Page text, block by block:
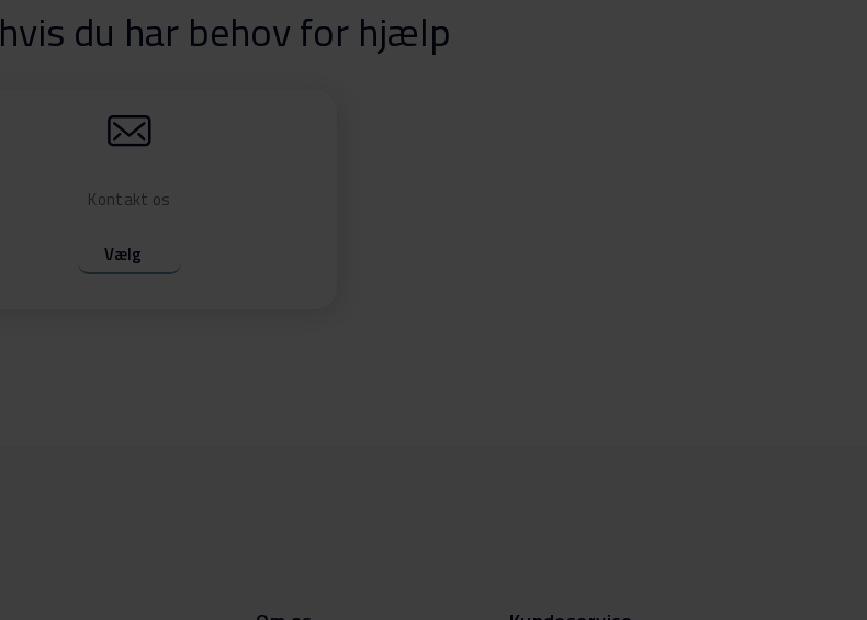
hvis du har behov for hjælp
Kontakt os
Vælg